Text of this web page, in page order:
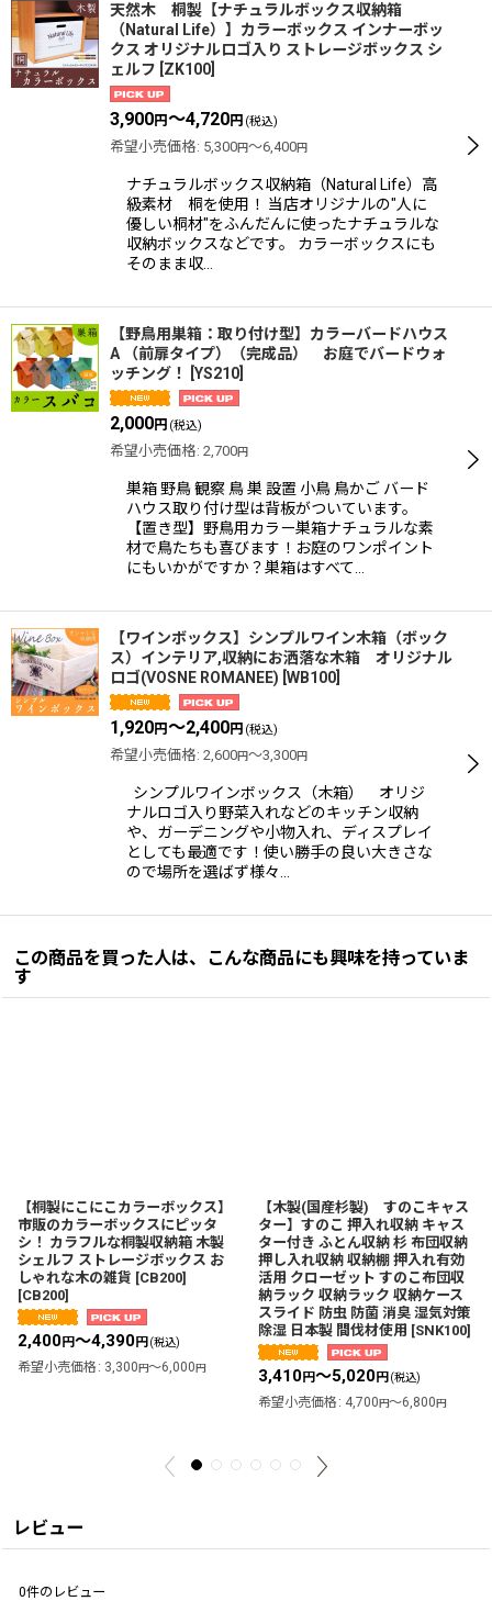
天然木 桐製【ナチュラルボックス収納箱
（Natural Life）】カラーボックス インナーボッ
クス オリジナルロゴ入り ストレージボックス シ
ェルフ ZK100
3,900円～4,720円 (税込)
希望小売価格: 5,300円～6,400円
ナチュラルボックス収納箱（Natural Life）高
級素材 桐を使用！ 当店オリジナルの"人に
優しい桐材"をふんだんに使ったナチュラルな
収納ボックスなどです。 カラーボックスにも
そのまま収…
【野鳥用巣箱：取り付け型】カラーバードハウス
A （前扉タイプ）（完成品） お庭でバードウォ
ッチング！
YS210
2,000円 (税込)
希望小売価格: 2,700円
巣箱 野鳥 観察 鳥 巣 設置 小鳥 鳥かご バード
ハウス取り付け型は背板がついています。
【置き型】野鳥用カラー巣箱ナチュラルな素
材で鳥たちも喜びます！お庭のワンポイント
にもいかがですか？巣箱はすべて…
【ワインボックス】シンプルワイン木箱（ボック
ス）インテリア,収納にお洒落な木箱 オリジナル
ロゴ(VOSNE ROMANEE) WB100
1,920円～2,400円 (税込)
希望小売価格: 2,600円～3,300円
シンプルワインボックス（木箱） オリジ
ナルロゴ入り野菜入れなどのキッチン収納
や、ガーデニングや小物入れ、ディスプレイ
としても最適です！使い勝手の良い大きさな
ので場所を選ばず様々…
この商品を買った人は、こんな商品にも興味を持っていま
す
【桐製にこにこカラーボックス】
市販のカラーボックスにピッタ
シ！ カラフルな桐製収納箱 木製
シェルフ ストレージボックス お
しゃれな木の雑貨 [CB200]
[CB200]
2,400円～4,390円(税込)
希望小売価格 : 3,300円～6,000円
【木製(国産杉製) すのこキャス
ター】すのこ 押入れ収納 キャス
ター付き ふとん収納 杉 布団収納
押し入れ収納 収納棚 押入れ有効
活用 クローゼット すのこ布団収
納ラック 収納ラック 収納ケース
スライド 防虫 防菌 消臭 湿気対策
除湿 日本製 間伐材使用 [SNK100]
3,410円～5,020円(税込)
希望小売価格 : 4,700円～6,800円
レビュー
0件のレビュー